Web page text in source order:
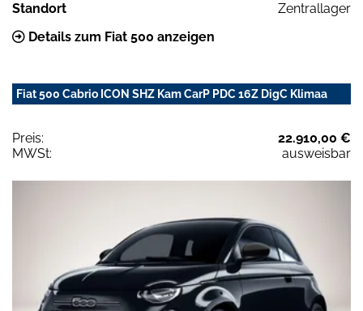
Standort
Zentrallager
Details zum Fiat 500 anzeigen
Fiat 500 Cabrio ICON SHZ Kam CarP PDC 16Z DigC Klimaa
Preis:
22.910,00 €
MWSt:
ausweisbar